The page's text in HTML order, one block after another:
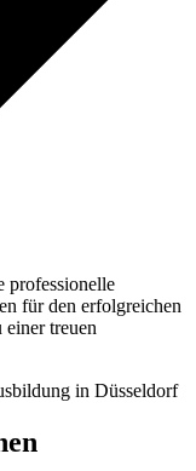
professionelle
für den erfolgreichen
treuen